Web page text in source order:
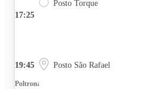
17:25
Posto Torque
19:45 Posto São Rafael
Poltrona